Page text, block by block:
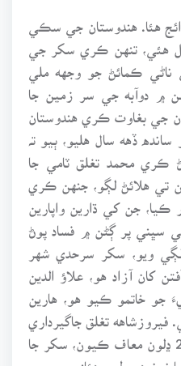
هئا. هندوستان جي سڪي
هئي، تنهن ڪري سکر جي
ناڻي ڪمائڻ جو وجهه ملي
۾ دوآبه جي سر زمين جا
جي بغاوت ڪري هندوستان
ڏهه سال هليو، ٻيو تہ
ڪري محمد تغلق ٽامي جا
تي هلائڻ لڳو، جنهن ڪري
ڪيا، جن کي ڌارين واپارين
سڀني پر ڳڻن ۾ فساد پوڻ
ويو، سکر سرحدي شهر
کان آزاد هو، علاؤ الدين
جو خاتمو ڪيو هو، هارين
تغلق جاگيرداري
نظام کي ٻيهر عمل ۾ آڻي 23 ڍلون معاف ڪيون، سکر جا
نرخ هن طرح هئا: